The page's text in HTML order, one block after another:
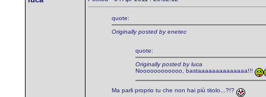
quote:
Originally posted by enetec
quote:
Originally posted by luca
Noooooooooooo, bastaaaaaaaaaaaaaa!!!
Ma parli proprio tu che non hai più titolo...?!?